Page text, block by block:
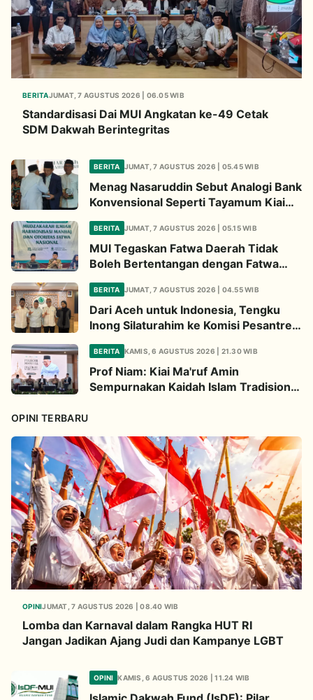
BERITAJUMAT, 7 AGUSTUS 2026 | 06.05 WIB
Standardisasi Dai MUI Angkatan ke-49 Cetak
SDM Dakwah Berintegritas
BERITA JUMAT, 7 AGUSTUS 2026 | 05.45 WIB
Menag Nasaruddin Sebut Analogi Bank
Konvensional Seperti Tayamum Kiai
Ma'ruf Sangat Dahsyat
BERITA JUMAT, 7 AGUSTUS 2026 | 05.15 WIB
MUI Tegaskan Fatwa Daerah Tidak
Boleh Bertentangan dengan Fatwa
Pusat
BERITA JUMAT, 7 AGUSTUS 2026 | 04.55 WIB
Dari Aceh untuk Indonesia, Tengku
Inong Silaturahim ke Komisi Pesantren
MUI Perkuat Dakwah Ekologi
BERITA KAMIS, 6 AGUSTUS 2026 | 21.30 WIB
Prof Niam: Kiai Ma'ruf Amin
Sempurnakan Kaidah Islam Tradisional
OPINI TERBARU
OPINIJUMAT, 7 AGUSTUS 2026 | 08.40 WIB
Lomba dan Karnaval dalam Rangka HUT RI
Jangan Jadikan Ajang Judi dan Kampanye LGBT
OPINI KAMIS, 6 AGUSTUS 2026 | 11.24 WIB